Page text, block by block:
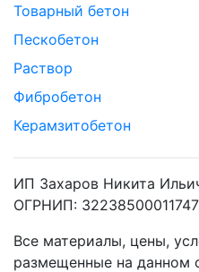
Товарный бетон
Пескобетон
Раствор
Фибробетон
Керамзитобетон
ИП Захаров Никита
ОГРНИП:
Все материалы, цены,
размещенные на данном